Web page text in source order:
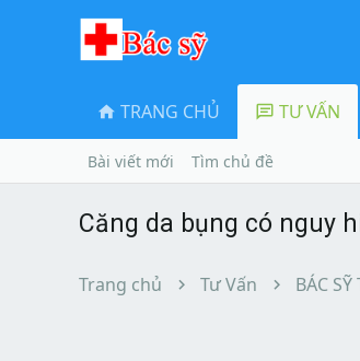
TRANG CHỦ TƯ VẤN
Bài viết mới Tìm chủ đề
Căng da bụng có nguy
Trang chủ Tư Vấn BÁC